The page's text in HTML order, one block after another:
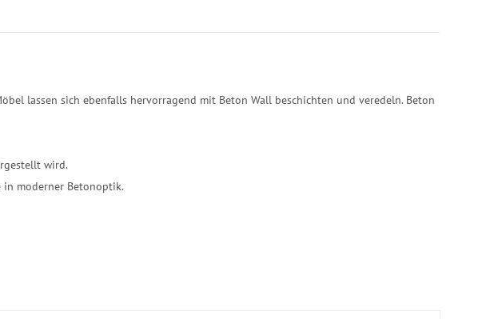
lassen sich ebenfalls hervorragend mit Beton Wall beschichten und veredeln. Beton
wird.
in moderner Betonoptik.